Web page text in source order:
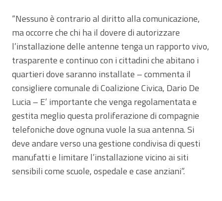
“Nessuno è contrario al diritto alla comunicazione,
ma occorre che chi ha il dovere di autorizzare
l’installazione delle antenne tenga un rapporto vivo,
trasparente e continuo con i cittadini che abitano i
quartieri dove saranno installate – commenta il
consigliere comunale di Coalizione Civica, Dario De
Lucia – E’ importante che venga regolamentata e
gestita meglio questa proliferazione di compagnie
telefoniche dove ognuna vuole la sua antenna. Si
deve andare verso una gestione condivisa di questi
manufatti e limitare l’installazione vicino ai siti
sensibili come scuole, ospedale e case anziani”.